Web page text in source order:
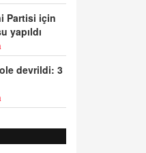
Partisi için
yapıldı
devrildi: 3